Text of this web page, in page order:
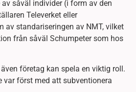
såväl individer (i form av den
Televerket eller
av standariseringen av NMT, vilket
från såväl Schumpeter som hos
företag kan spela en viktig roll.
var först med att subventionera